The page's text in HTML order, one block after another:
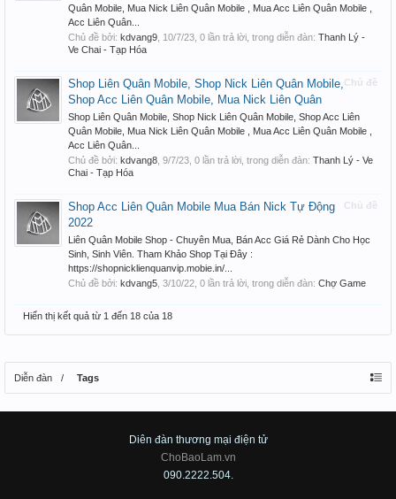
Quân Mobile, Mua Nick Liên Quân Mobile , Mua Acc Liên Quân Mobile ,
Acc Liên Quân...
Chủ đề bởi: kdvang9 10/7/23 , 0 lần trả lời, trong diễn đàn: Thanh Lý -
Ve Chai - Tạp Hóa
Chủ đề
Shop Liên Quân Mobile, Shop Nick Liên Quân Mobile,
Shop Acc Liên Quân Mobile, Mua Nick Liên Quân
Shop Liên Quân Mobile, Shop Nick Liên Quân Mobile, Shop Acc Liên
Quân Mobile, Mua Nick Liên Quân Mobile , Mua Acc Liên Quân Mobile ,
Acc Liên Quân...
Chủ đề bởi: kdvang8 9/7/23 , 0 lần trả lời, trong diễn đàn: Thanh Lý - Ve
Chai - Tạp Hóa
Chủ đề
Shop Acc Liên Quân Mobile Mua Bán Nick Tự Động
2022
Liên Quân Mobile Shop - Chuyên Mua, Bán Acc Giá Rẻ Dành Cho Học
Sinh, Sinh Viên. Tham Khảo Shop Tại Đây :
https://shopnicklienquanvip.mobie.in/...
Chủ đề bởi: kdvang5 3/10/22 , 0 lần trả lời, trong diễn đàn: Chợ Game
Hiển thị kết quả từ 1 đến 18 của 18
Diễn đàn Tags
Diên đàn thương mại điện tử
ChoBaoLam.vn
090.2222.504.